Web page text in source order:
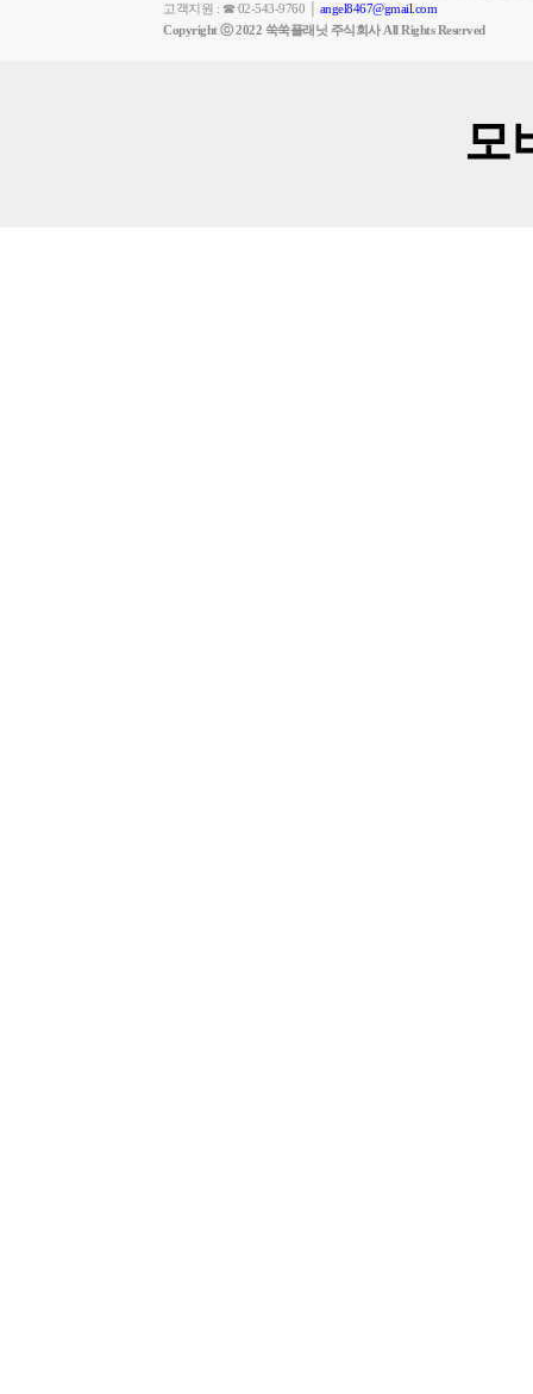
고객지원 : ☎ 02-543-9760 │ angel8467@gmail.com
Copyright ⓒ 2022 쑥쑥플래닛 주식회사 All Rights Reserved
모